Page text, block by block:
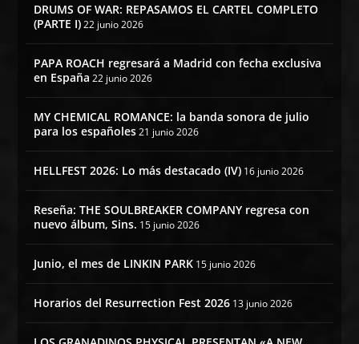
DRUMS OF WAR: REPASAMOS EL CARTEL COMPLETO
(PARTE I) 22 junio 2026
PAPA ROACH regresará a Madrid con fecha exclusiva
en España 22 junio 2026
MY CHEMICAL ROMANCE: la banda sonora de julio
para los españoles 21 junio 2026
HELLFEST 2026: Lo más destacado (IV) 16 junio 2026
Reseña: THE SOULBREAKER COMPANY regresa con
nuevo álbum, Sins. 15 junio 2026
Junio, el mes de LINKIN PARK 15 junio 2026
Horarios del Resurrection Fest 2026 13 junio 2026